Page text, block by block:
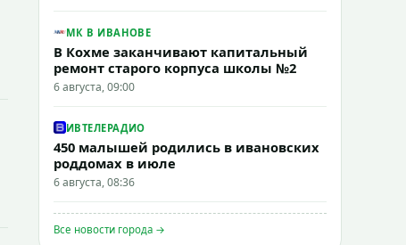
МК В ИВАНОВЕ
В Кохме заканчивают капитальный
ремонт старого корпуса школы №2
6 августа, 09:00
ИВТЕЛЕРАДИО
450 малышей родились в ивановских
роддомах в июле
6 августа, 08:36
Все новости города →